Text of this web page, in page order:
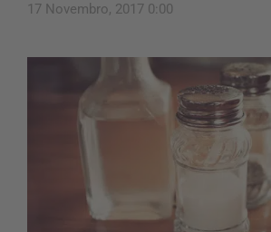
17 Novembro, 2017 0:00